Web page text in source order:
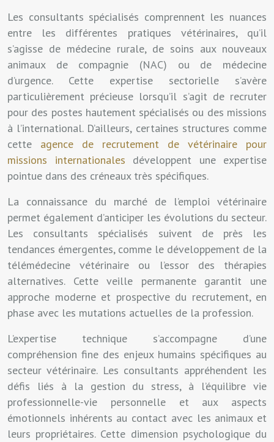
Les consultants spécialisés comprennent les nuances
entre les différentes pratiques vétérinaires, qu’il
s’agisse de médecine rurale, de soins aux nouveaux
animaux de compagnie (NAC) ou de médecine
d’urgence. Cette expertise sectorielle s’avère
particulièrement précieuse lorsqu’il s’agit de recruter
pour des postes hautement spécialisés ou des missions
à l’international. D’ailleurs, certaines structures comme
cette agence de recrutement de vétérinaire pour
missions internationales développent une expertise
pointue dans des créneaux très spécifiques.
La connaissance du marché de l’emploi vétérinaire
permet également d’anticiper les évolutions du secteur.
Les consultants spécialisés suivent de près les
tendances émergentes, comme le développement de la
télémédecine vétérinaire ou l’essor des thérapies
alternatives. Cette veille permanente garantit une
approche moderne et prospective du recrutement, en
phase avec les mutations actuelles de la profession.
L’expertise technique s’accompagne d’une
compréhension fine des enjeux humains spécifiques au
secteur vétérinaire. Les consultants appréhendent les
défis liés à la gestion du stress, à l’équilibre vie
professionnelle-vie personnelle et aux aspects
émotionnels inhérents au contact avec les animaux et
leurs propriétaires. Cette dimension psychologique du